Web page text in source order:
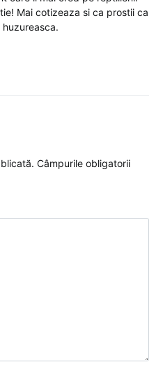
Mai cotizeaza si ca prostii ca
Câmpurile obligatorii